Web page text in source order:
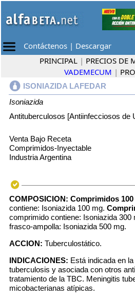
Contáctenos | Descargar
PRINCIPAL | PRECIOS DE
VADEMECUM |
ISONIAZIDA LAFEDAR
Isoniazida
Antituberculosos [Antiinfecciosos de
Venta Bajo Receta
Comprimidos-Inyectable
Industria Argentina
COMPOSICION: Comprimidos 100
contiene: Isoniazida 100 mg.
comprimido contiene: Isoniazida 300
frasco-ampolla: Isoniazida 500 mg.
ACCION: Tuberculostático.
INDICACIONES: Está indicada en
tuberculosis y asociada con otros
tratamiento de la TBC. Meningitis
micobacterianas atípicas.